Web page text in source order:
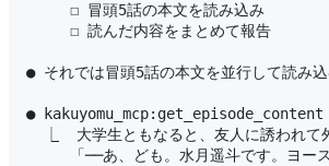
     ☐ 冒頭5話の本文を読み込み
     ☐ 読んだ内容をまとめて報告
● それでは冒頭5話の本文を並行して読み込
●
⎿  大学生ともなると、友人に誘われて
「──あ、ども。水月遥斗です。ヨー